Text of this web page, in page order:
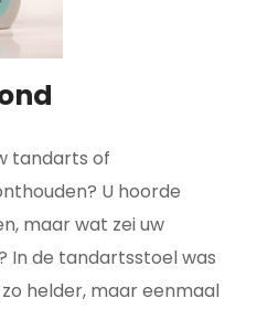
tandarts of
U hoorde
maar wat zei uw
In de tandartsstoel was
helder, maar eenmaal